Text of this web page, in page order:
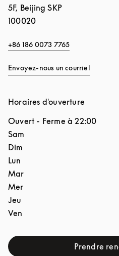
5F, Beijing SKP
100020
+86 186 0073 7765
Envoyez-nous un courriel
Horaires d'ouverture
Ouvert - Ferme à 22:00
Jour de la semaine
Sam
Dim
Lun
Mar
Mer
Jeu
Ven
Prendre